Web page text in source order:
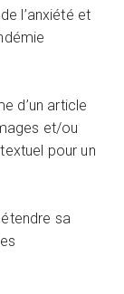
l’anxiété et
d’un article
et/ou
pour un
sa